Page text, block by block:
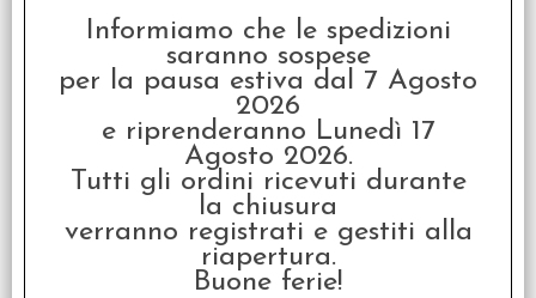
Raven King Sleeves -
Bustine Protettive
56x87 mm (100)
€ 2,80
Informiamo che le spedizioni
saranno sospese
per la pausa estiva dal 7 Agosto
2026
e riprenderanno Lunedì 17
Agosto 2026.
Tutti gli ordini ricevuti durante
la chiusura
verranno registrati e gestiti alla
riapertura.
Buone ferie!